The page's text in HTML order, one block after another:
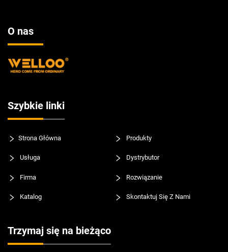
O nas
Szybkie linki
Strona Główna Produkty
Usługa Dystrybutor
Firma Rozwiązanie
Katalog Skontaktuj Się Z Nami
Trzymaj się na bieżąco